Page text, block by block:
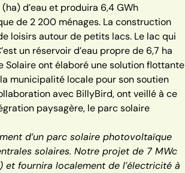
d’eau et produira 6,4 GWh
de 2 200 ménages. La construction
loisirs autour de petits lacs. Le lac qui
un réservoir d’eau propre de 6,7 ha
Solaire ont élaboré une solution flottante
municipalité locale pour son soutien
avec BillyBird, ont veillé à ce
paysagère, le parc solaire
d’un parc solaire photovoltaïque
solaires. Notre projet de 7 MWc
fournira localement de l’électricité à